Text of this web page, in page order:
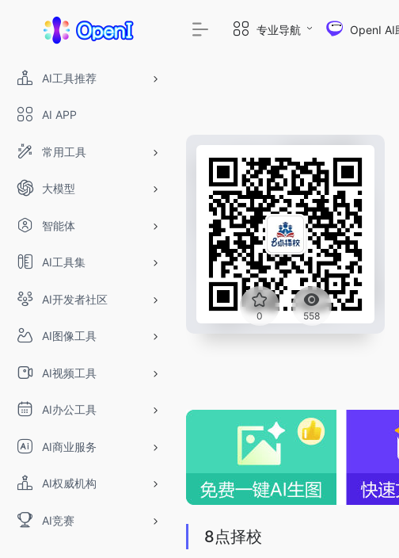
AI工具推荐
AI APP
常用工具
大模型
智能体
AI工具集
AI开发者社区
AI图像工具
AI视频工具
AI办公工具
AI商业服务
AI权威机构
AI竞赛
专业导航 OpenI AI
0 558
8点择校